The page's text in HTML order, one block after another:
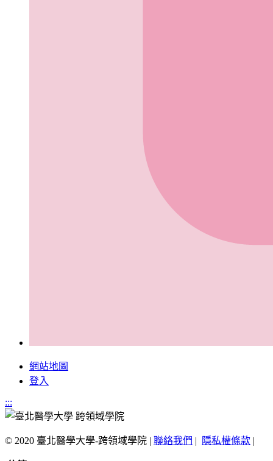
網站地圖
登入
:::
© 2020 臺北醫學大學-跨領域學院 | 聯絡我們 | 隱私權條款 |